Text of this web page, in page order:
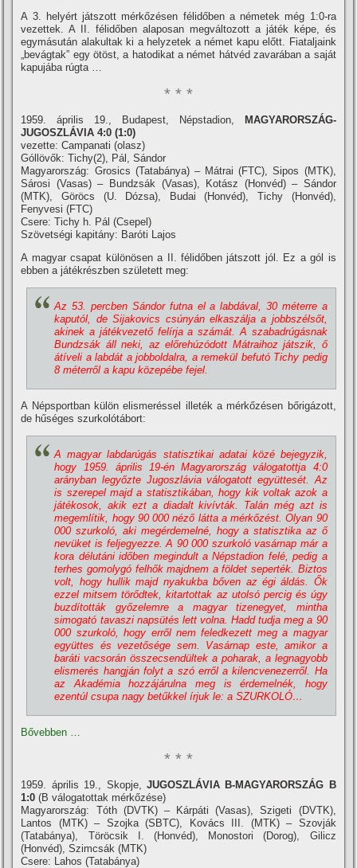
A 3. helyért játszott mérkőzésen félidőben a németek még 1:0-ra
vezettek. A II. félidőben alaposan megváltozott a játék képe, és
egymásután alakultak ki a helyzetek a német kapu előtt. Fiataljaink
„bevágtak” egy ötöst, a hatodikat a német hátvéd zavarában a saját
kapujába rúgta …
* * *
1959. április 19., Budapest, Népstadion,
MAGYARORSZÁG-
JUGOSZLÁVIA 4:0 (1:0)
vezette: Campanati (olasz)
Góllövők: Tichy(2), Pál, Sándor
Magyarország: Grosics (Tatabánya) – Mátrai (FTC), Sipos (MTK),
Sárosi (Vasas) – Bundzsák (Vasas), Kotász (Honvéd) – Sándor
(MTK), Göröcs (U. Dózsa), Budai (Honvéd), Tichy (Honvéd),
Fenyvesi (FTC)
Csere: Tichy h. Pál (Csepel)
Szövetségi kapitány: Baróti Lajos
A magyar csapat különösen a II. félidőben játszott jól. Ez a gól is
ebben a játékrészben született meg:
Az 53. percben Sándor futna el a labdával, 30 méterre a
kaputól, de Sijakovics csúnyán elkaszálja a jobbszélsőt,
akinek a játékvezető felí­rja a számát. A szabadrúgásnak
Bundzsák áll neki, az előrehúzódott Mátraihoz játszik, ő
átí­veli a labdát a jobboldalra, a remekül befutó Tichy pedig
8 méterről a kapu közepébe fejel.
A Népsportban külön elismeréssel illeték a mérkőzésen bőrigázott,
de hűséges szurkolótábort:
A magyar labdarúgás statisztikai adatai közé bejegyzik,
hogy 1959. április 19-én Magyarország válogatottja 4:0
arányban legyőzte Jugoszlávia válogatott együttesét. Az
is szerepel majd a statisztikában, hogy kik voltak azok a
játékosok, akik ezt a diadalt kiví­vták. Talán még azt is
megemlí­tik, hogy 90 000 néző látta a mérkőzést. Olyan 90
000 szurkoló, aki megérdemelné, hogy a statisztika az ő
nevüket is feljegyezze. A 90 000 szurkoló vasárnap már a
kora délutáni időben megindult a Népstadion felé, pedig a
terhes gomolygó felhők majdnem a földet seperték. Biztos
volt, hogy hullik majd nyakukba bőven az égi áldás. Ők
ezzel mitsem törődtek, kitartottak az utolsó percig és úgy
buzdí­tották győzelemre a magyar tizenegyet, mintha
simogató tavaszi napsütés lett volna. Hadd tudja meg a 90
000 szurkoló, hogy erről nem feledkezett meg a magyar
együttes és vezetősége sem. Vasárnap este, amikor a
baráti vacsorán összecsendültek a poharak, a legnagyobb
elismerés hangján folyt a szó erről a kilencvenezerről. Ha
az Akadémia hozzájárulna meg is érdemelnék, hogy
ezentúl csupa nagy betűkkel í­rjuk le: a SZURKOLÓ…
Bővebben …
* * *
1959. április 19., Skopje, JUGOSZLÁVIA B-MAGYARORSZÁG B
1:0 (B válogatottak mérkőzése)
Magyarország: Tóth (DVTK) – Kárpáti (Vasas), Szigeti (DVTK),
Lantos (MTK) – Szojka (SBTC), Kovács III. (MTK) – Szovják
(Tatabánya), Töröcsik I. (Honvéd), Monostori (Dorog), Gilicz
(Honvéd), Szimcsák (MTK)
Csere: Lahos (Tatabánya)